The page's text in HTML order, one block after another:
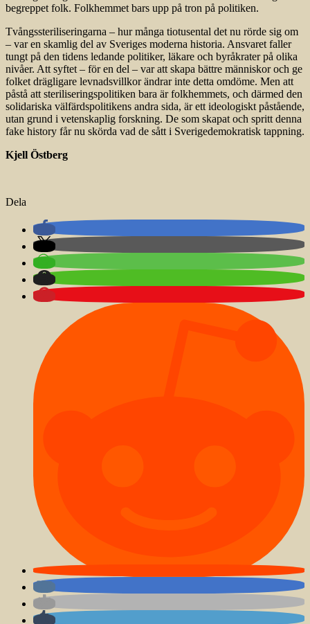
begreppet folk. Folkhemmet bars upp på tron på politiken.
Tvångssteriliseringarna – hur många tiotusental det nu rörde sig om
– var en skamlig del av Sveriges moderna historia. Ansvaret faller
tungt på den tidens ledande politiker, läkare och byråkrater på olika
nivåer. Att syftet – för en del – var att skapa bättre människor och ge
folket drägligare levnadsvillkor ändrar inte detta omdöme. Men att
påstå att steriliseringspolitiken bara är folkhemmets, och därmed den
solidariska välfärdspolitikens andra sida, är ett ideologiskt påstående,
utan grund i vetenskaplig forskning. De som skapat och spritt denna
fake history får nu skörda vad de sått i Sverigedemokratisk tappning.
Kjell Östberg
Dela